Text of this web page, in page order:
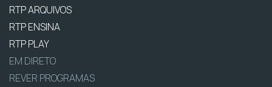
RTP ARQUIVOS
RTP ENSINA
RTP PLAY
EM DIRETO
REVER PROGRAMAS